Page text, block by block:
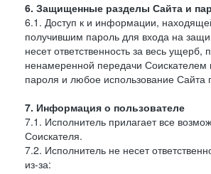
6. Защищенные разделы Сайта и
6.1. Доступ к и информации,
получившим пароль для входа на
несет ответственность за весь
ненамеренной передачи Соискателем
пароля и любое использование Сайта
7. Информация о пользователе
7.1. Исполнитель прилагает все
Соискателя.
7.2. Исполнитель не несет
из-за: